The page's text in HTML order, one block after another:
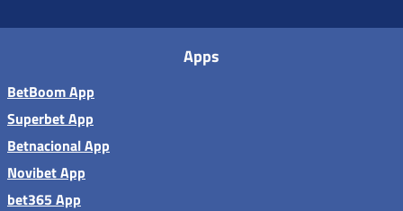
Apps
BetBoom App
Superbet App
Betnacional App
Novibet App
bet365 App